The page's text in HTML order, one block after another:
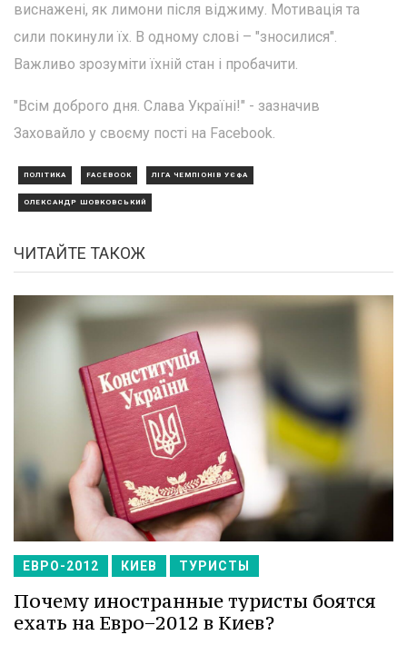
виснажені, як лимони після віджиму. Мотивація та
сили покинули їх. В одному слові – "зносилися".
Важливо зрозуміти їхній стан і пробачити.
"Всім доброго дня. Слава Україні!" - зазначив
Заховайло у своєму пості на Facebook.
ПОЛІТИКА FACEBOOK ЛІГА ЧЕМПІОНІВ УЄФА
ОЛЕКСАНДР ШОВКОВСЬКИЙ
ЧИТАЙТЕ ТАКОЖ
ЕВРО-2012 КИЕВ ТУРИСТЫ
Почему иностранные туристы боятся
ехать на Евро−2012 в Киев?